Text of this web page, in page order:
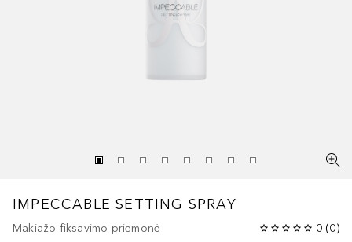
IMPECCABLE SETTING SPRAY
Makiažo fiksavimo priemonė 0 (0)